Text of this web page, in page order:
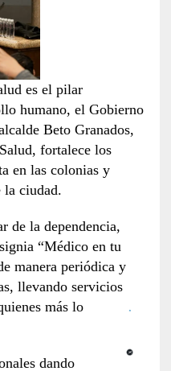
es el pilar
humano, el Gobierno
Beto Granados,
fortalece los
en las colonias y
la ciudad.
de la dependencia,
“Médico en tu
manera periódica y
llevando servicios
más lo
dando